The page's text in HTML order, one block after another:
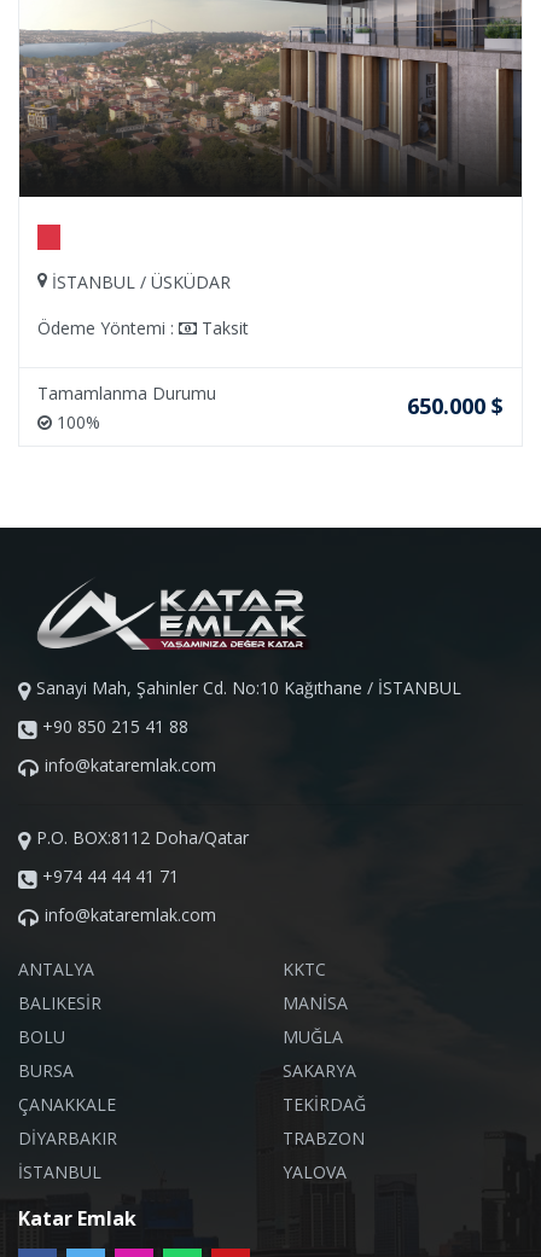
İSTANBUL / ÜSKÜDAR
Ödeme Yöntemi :
Taksit
Tamamlanma Durumu
100%
650.000 $
Sanayi Mah, Şahinler Cd. No:10 Kağıthane / İSTANBUL
+90 850 215 41 88
info@kataremlak.com
P.O. BOX:8112 Doha/Qatar
+974 44 44 41 71
info@kataremlak.com
ANTALYA
BALIKESİR
BOLU
BURSA
ÇANAKKALE
DİYARBAKIR
İSTANBUL
KKTC
MANİSA
MUĞLA
SAKARYA
TEKİRDAĞ
TRABZON
YALOVA
Katar Emlak